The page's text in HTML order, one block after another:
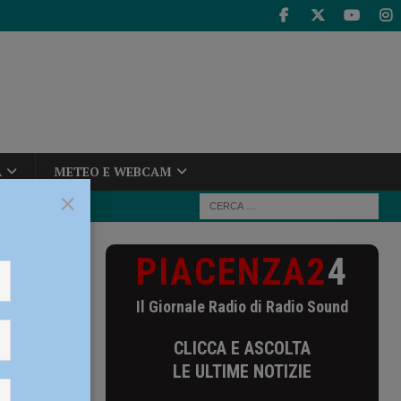
METEO E WEBCAM
oltre
PIACENZA24
Il Giornale Radio di Radio Sound
CLICCA E ASCOLTA
LE ULTIME NOTIZIE
×